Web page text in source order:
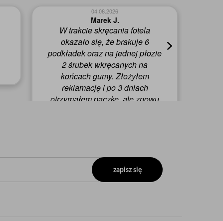
04.08.2026
W trakcie skręcania fotela
okazało się, że brakuje 6
podkładek oraz na jednej płozie
2 śrubek wkręcanych na
końcach gumy. Złożyłem
reklamację i po 3 dniach
otrzymałem paczkę, ale znowu
otrzymałem przesyłkę, w której
wreszcie znalazły się brakujące
śrubki.
Marek J.
zapisz się